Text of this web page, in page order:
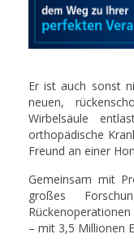
Er ist auch sonst
neuen,
Wirbelsäule
orthopädische
Freund an einer
Gemeinsam mit
großes
– mit 3,5 Millionen